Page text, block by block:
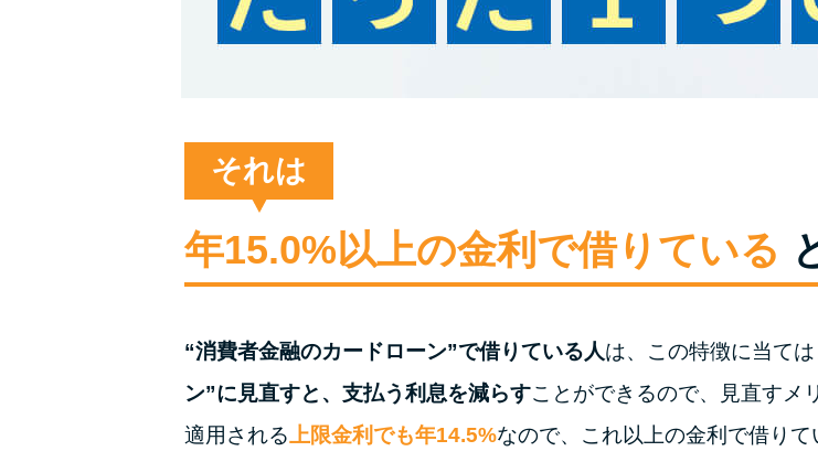
それは
年15.0%以上の金利で借りている
“消費者金融のカードローン”で借りている人は、この特徴に当て
ン”に見直すと、支払う利息を減らすことができるので、見直すメ
適用される上限金利でも年14.5%なので、これ以上の金利で借り